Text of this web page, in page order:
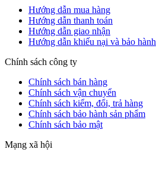
Hướng dẫn mua hàng
Hướng dẫn thanh toán
Hướng dẫn giao nhận
Hướng dẫn khiếu nại và bảo hành
Chính sách công ty
Chính sách bán hàng
Chính sách vận chuyển
Chính sách kiểm, đổi, trả hàng
Chính sách bảo hành sản phẩm
Chính sách bảo mật
Mạng xã hội